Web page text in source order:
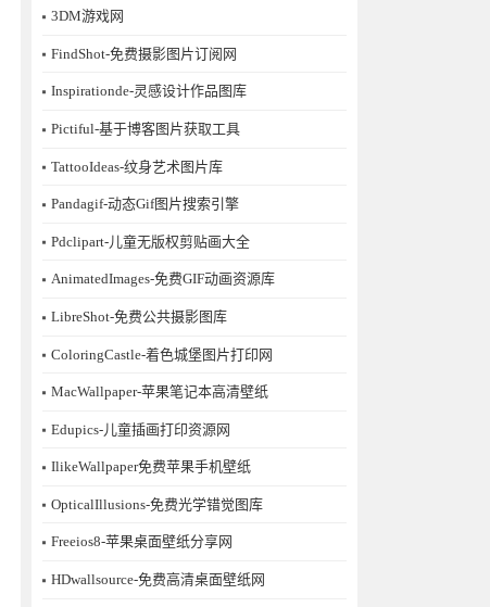
3DM游戏网
FindShot-免费摄影图片订阅网
Inspirationde-灵感设计作品图库
Pictiful-基于博客图片获取工具
TattooIdeas-纹身艺术图片库
Pandagif-动态Gif图片搜索引擎
Pdclipart-儿童无版权剪贴画大全
AnimatedImages-免费GIF动画资源库
LibreShot-免费公共摄影图库
ColoringCastle-着色城堡图片打印网
MacWallpaper-苹果笔记本高清壁纸
Edupics-儿童插画打印资源网
IlikeWallpaper免费苹果手机壁纸
OpticalIllusions-免费光学错觉图库
Freeios8-苹果桌面壁纸分享网
HDwallsource-免费高清桌面壁纸网